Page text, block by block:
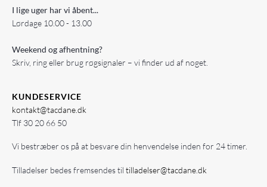
I lige uger har vi åbent...
Lørdage 10.00 - 13.00
Weekend og afhentning?
Skriv, ring eller brug røgsignaler – vi finder ud af noget.
KUNDESERVICE
kontakt@tacdane.dk
Tlf 30 20 66 50
Vi bestræber os på at besvare din henvendelse inden for 24 timer.
Tilladelser bedes fremsendes til tilladelser@tacdane.dk